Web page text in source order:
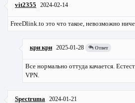
vit2355 2024-02-14
FreeDlink.to это что такое, невозможно
кри кри 2025-01-28 Ответ
Все нормально оттуда качается.
VPN.
Spectruma 2024-01-21